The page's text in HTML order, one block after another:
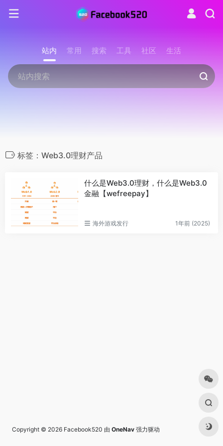
站内 常用 搜索 工具 社区 生活
标签：Web3.0理财产品
什么是Web3.0理财，什么是Web3.0
金融【wefreepay】
海外游戏发行 1年前 (2025)
Copyright © 2026 Facebook520 由 OneNav 强力驱动